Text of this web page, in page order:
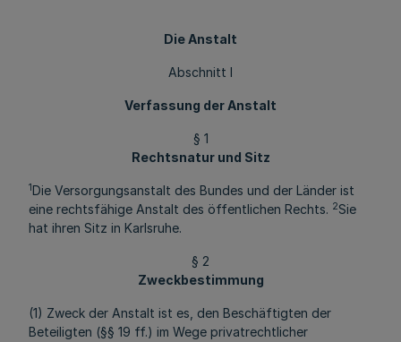
Die Anstalt
Abschnitt I
Verfassung der Anstalt
§ 1
Rechtsnatur und Sitz
1Die Versorgungsanstalt des Bundes und der Länder ist
eine rechtsfähige Anstalt des öffentlichen Rechts. 2Sie
hat ihren Sitz in Karlsruhe.
§ 2
Zweckbestimmung
(1) Zweck der Anstalt ist es, den Beschäftigten der
Beteiligten (§§ 19 ff.) im Wege privatrechtlicher